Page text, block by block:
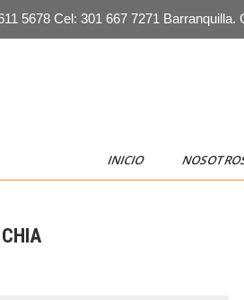
5678 Cel: 301 667 7271 Barranquilla.
INICIO